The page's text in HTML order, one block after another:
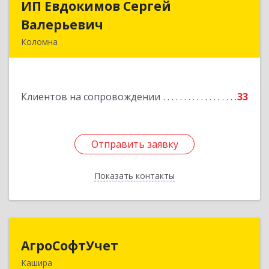
ИП Евдокимов Сергей
Валерьевич
Коломна
Клиентов на сопровождении 33
Отправить заявку
Показать контакты
ИП Евдокимов Сергей
Подробнее
Отправить заявку
Назад
АгроСофтУчет
Кашира
142932, Московская обл, г.о.Кашира, Каменка д,